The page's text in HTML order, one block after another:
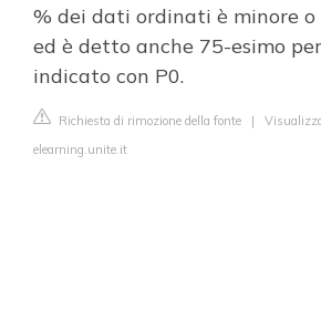
% dei dati ordinati è minore o
ed è detto anche 75-esimo
indicato con P0.
Richiesta di rimozione della fonte |
elearning.unite.it